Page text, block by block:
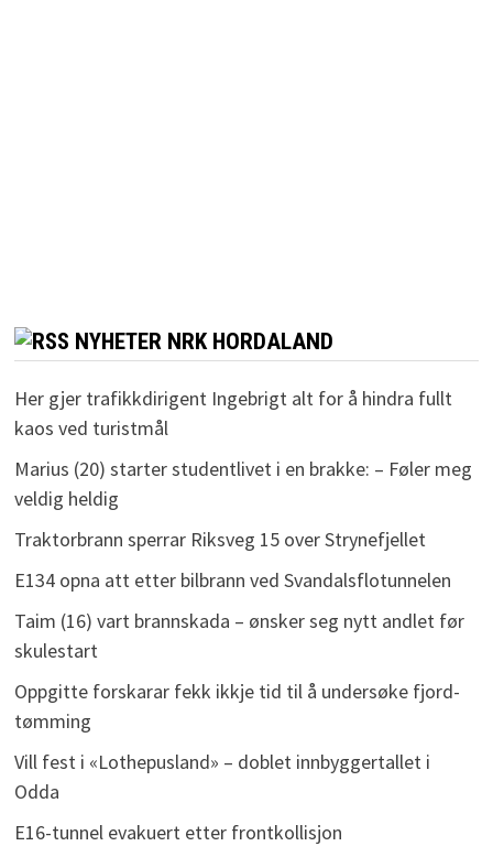
NYHETER NRK HORDALAND
Her gjer trafikkdirigent Ingebrigt alt for å hindra fullt
kaos ved turistmål
Marius (20) starter studentlivet i en brakke: – Føler meg
veldig heldig
Traktorbrann sperrar Riksveg 15 over Strynefjellet
E134 opna att etter bilbrann ved Svandalsflotunnelen
Taim (16) vart brannskada – ønsker seg nytt andlet før
skulestart
Oppgitte forskarar fekk ikkje tid til å undersøke fjord-
tømming
Vill fest i «Lothepusland» – doblet innbyggertallet i
Odda
E16-tunnel evakuert etter frontkollisjon